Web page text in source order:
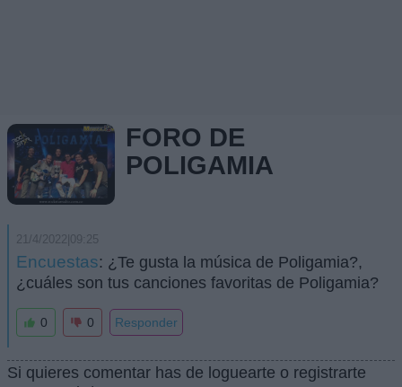
FORO DE
POLIGAMIA
21/4/2022|09:25
Encuestas: ¿Te gusta la música de Poligamia?,
¿cuáles son tus canciones favoritas de Poligamia?
0 0 Responder
Si quieres comentar has de loguearte o registrarte